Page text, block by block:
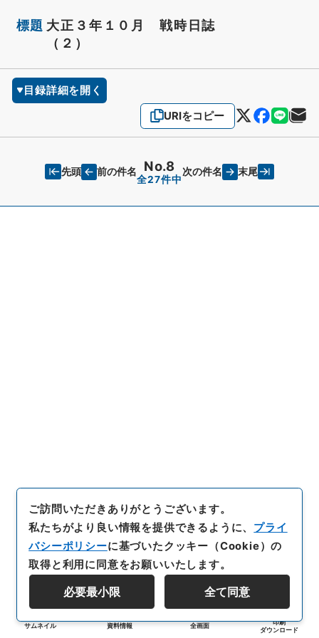
標題 大正３年１０月 戦時日誌
（２）
目録詳細を開く
URIをコピー
先頭 前の件名 No.8
全27件中
次の件名 末尾
サムネイル 資料情報 全画面
印刷
ダウンロード
ご訪問いただきありがとうございます。
私たちがより良い情報を提供できるように、 プライ
バシーポリシーに基づいたクッキー（Cookie）の
取得と利用に同意をお願いいたします。
必要最小限 全て同意